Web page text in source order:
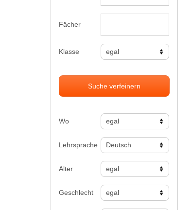
Fächer
Klasse
Suche verfeinern
Wo
Lehrsprache
Alter
Geschlecht